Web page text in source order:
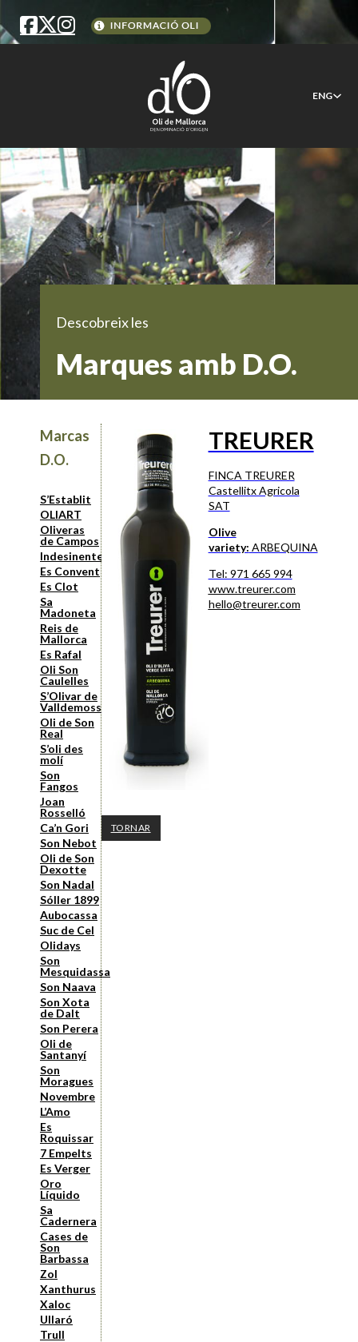
ENG
Descobreix les
Marques amb D.O.
Marcas
D.O.
S’Establit
OLIART
Oliveras
de Campos
Indesinenter
Es Convent
Es Clot
Sa
Madoneta
Reis de
Mallorca
Es Rafal
Oli Son
Caulelles
S’Olivar de
Valldemossa
Oli de Son
Real
S’oli des
molí
Son
Fangos
Joan
Rosselló
Ca’n Gori
Son Nebot
Oli de Son
Dexotte
Son Nadal
Sóller 1899
Aubocassa
Suc de Cel
Olidays
Son
Mesquidassa
Son Naava
Son Xota
de Dalt
Son Perera
Oli de
Santanyí
Son
Moragues
Novembre
L’Amo
Es
Roquissar
7 Empelts
Es Verger
Oro
Líquido
Sa
Cadernera
Cases de
Son
Barbassa
Zol
Xanthurus
Xaloc
Ullaró
Trull
TREURER
FINCA TREURER
Castellitx Agricola
SAT
Olive
variety: ARBEQUINA
Tel: 971 665 994
www.treurer.com
hello@treurer.com
TORNAR